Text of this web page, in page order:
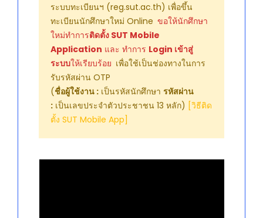
ระบบทะเบียนฯ (reg.sut.ac.th) เพื่อขึ้น
ทะเบียนนักศึกษาใหม่ Online ขอให้นักศึกษา
ใหม่ทำการติดตั้ง SUT Mobile
Application และ ทำการ Login เข้าสู่
ระบบให้เรียบร้อย เพื่อใช้เป็นช่องทางในการ
รับรหัสผ่าน OTP
(ชื่อผู้ใช้งาน : เป็นรหัสนักศึกษา รหัสผ่าน
: เป็นเลขประจำตัวประชาชน 13 หลัก) [วิธีติด
ตั้ง SUT Mobile App]